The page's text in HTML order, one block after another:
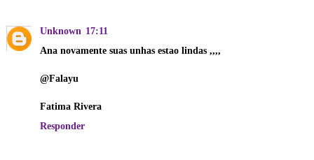
Unknown 17:11
Ana novamente suas unhas estao lindas ,,,,
@Falayu
Fatima Rivera
Responder